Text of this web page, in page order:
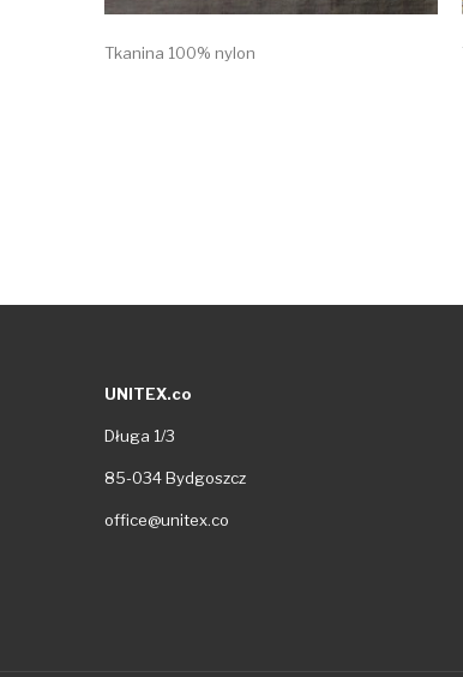
Tkanina 100% nylon
UNITEX.co
Długa 1/3
85-034 Bydgoszcz
office@unitex.co